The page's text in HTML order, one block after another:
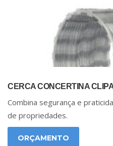
CERCA CONCERTINA
Combina segurança e
de propriedades.
ORÇAMENTO